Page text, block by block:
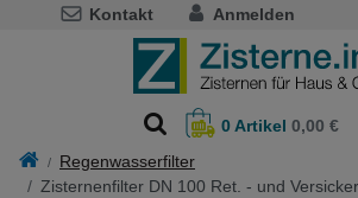
Kontakt Anmelden
0Artikel 0,00 €
Regenwasserfilter
Zisternenfilter DN 100 Ret. - und